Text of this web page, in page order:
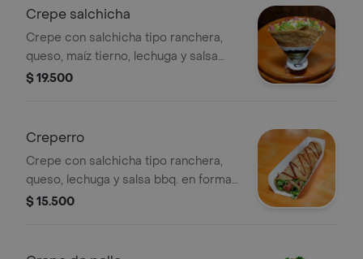
Crepe salchicha
Crepe con salchicha tipo ranchera,
queso, maíz tierno, lechuga y salsa
gourmet.
$ 19.500
Creperro
Crepe con salchicha tipo ranchera,
queso, lechuga y salsa bbq. en forma
de hot dog .
$ 15.500